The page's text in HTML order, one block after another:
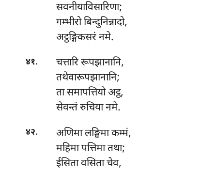
सवनीयाविसारिणा;
गम्भीरो बिन्दुनिन्नादो,
अट्ठङ्गिकसरं नमे.
४१. चत्तारिरूपझानानि,
तथेवारूपझानानि;
ता समापत्तियो अट्ठ,
सेवन्तं रुचिया नमे.
४२.
अणिमा लङ्घिमा कम्मं,
महिमा पत्तिमा तथा;
ईसितावसिता चेव,